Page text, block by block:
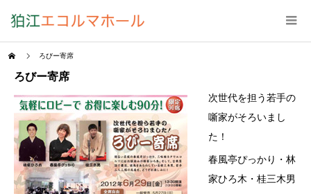
ろびー寄席
ろびー寄席
次世代を担う若手の
噺家がそろいまし
た！
春風亭ぴっかり・林
家ひろ木・桂三木男